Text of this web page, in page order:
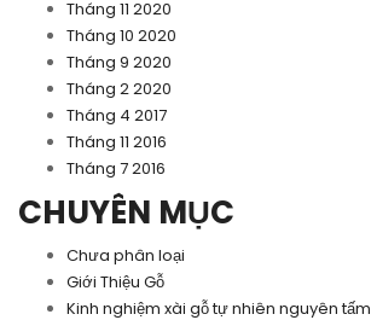
Tháng 11 2020
Tháng 10 2020
Tháng 9 2020
Tháng 2 2020
Tháng 4 2017
Tháng 11 2016
Tháng 7 2016
CHUYÊN MỤC
Chưa phân loại
Giới Thiệu Gỗ
Kinh nghiệm xài gỗ tự nhiên nguyên tấm